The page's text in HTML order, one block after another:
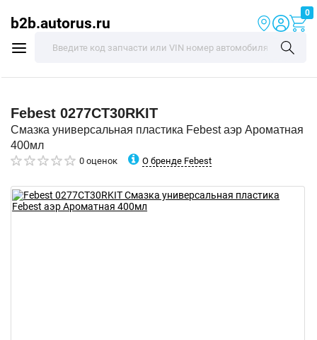
b2b.autorus.ru
0
Febest 0277CT30RKIT
Смазка универсальная пластика Febest аэр Ароматная
400мл
0 оценок О бренде Febest